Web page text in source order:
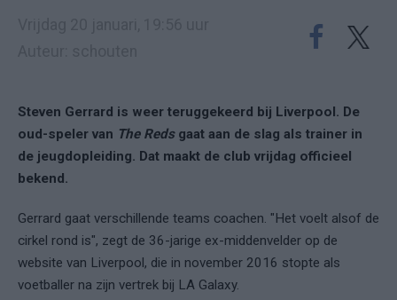
Steven Gerrard is weer teruggekeerd bij Liverpool. De
oud-speler van The Redsgaat aan de slag als trainer in
de jeugdopleiding. Dat maakt de club vrijdag officieel
bekend.
Gerrard gaat verschillende teams coachen. "Het voelt alsof de
cirkel rond is", zegt de 36-jarige ex-middenvelder op de
website van Liverpool, die in november 2016 stopte als
voetballer na zijn vertrek bij LA Galaxy.